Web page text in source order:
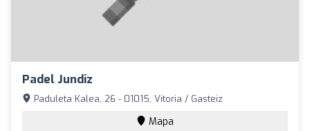
Padel Jundiz
Paduleta Kalea, 26 - 01015, Vitoria / Gasteiz
Mapa